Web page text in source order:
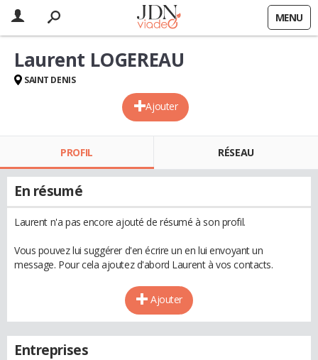
MENU
Ajouter
Laurent LOGEREAU
SAINT DENIS
PROFIL RÉSEAU
En résumé
Laurent n'a pas encore ajouté de résumé à son profil.
Vous pouvez lui suggérer d'en écrire un en lui envoyant un
message. Pour cela ajoutez d'abord Laurent à vos contacts.
Ajouter
Entreprises